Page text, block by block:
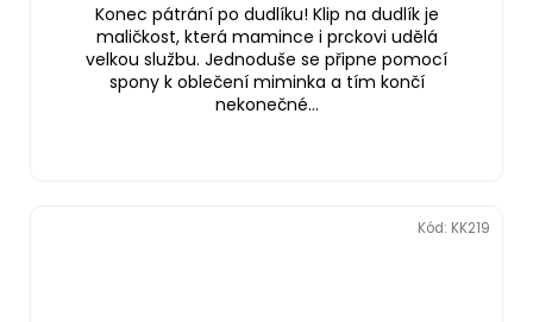
Konec pátrání po dudlíku! Klip na dudlík je
maličkost, která mamince i prckovi udělá
velkou službu. Jednoduše se připne pomocí
spony k oblečení miminka a tím končí
nekonečné...
Kód: KK219